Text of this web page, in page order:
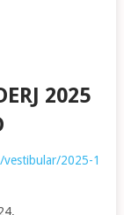
2025
vestibular/2025-1